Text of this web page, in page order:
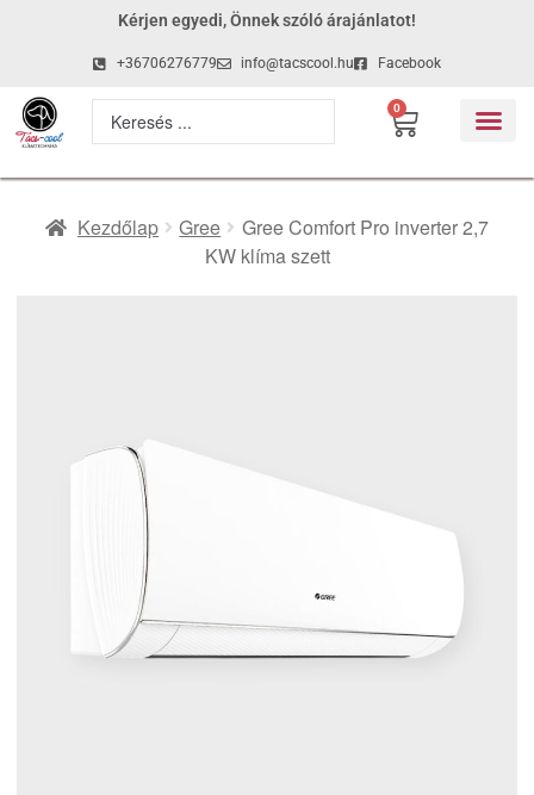
Kérjen egyedi, Önnek szóló árajánlatot!
+36706276779 info@tacscool.hu Facebook
0
Kezdőlap Gree
Gree Comfort Pro inverter 2,7
KW klíma szett